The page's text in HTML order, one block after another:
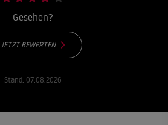
Gesehen?
JETZT BEWERTEN
Stand: 07.08.2026